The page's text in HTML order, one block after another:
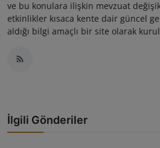
ve bu konulara ilişkin mevzuat
etkinlikler kısaca kente dair güncel
aldığı bilgi amaçlı bir site olarak
İlgili Gönderiler